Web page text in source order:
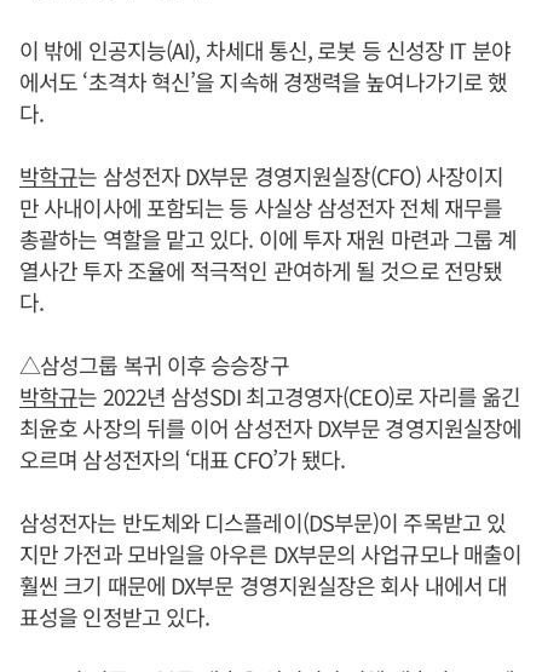
이 밖에 인공지능(AI), 차세대 통신, 로봇 등 신성장 IT 분야
에서도 ‘초격차 혁신’을 지속해 경쟁력을 높여나가기로 했
다.
박학규는 삼성전자 DX부문 경영지원실장(CFO) 사장이지
만 사내이사에 포함되는 등 사실상 삼성전자 전체 재무를
총괄하는 역할을 맡고 있다. 이에 투자 재원 마련과 그룹 계
열사간 투자 조율에 적극적인 관여하게 될 것으로 전망됐
다.
△삼성그룹 복귀 이후 승승장구
박학규는 2022년 삼성SDI 최고경영자(CEO)로 자리를 옮긴
최윤호 사장의 뒤를 이어 삼성전자 DX부문 경영지원실장에
오르며 삼성전자의 ‘대표 CFO’가 됐다.
삼성전자는 반도체와 디스플레이(DS부문)이 주목받고 있
지만 가전과 모바일을 아우른 DX부문의 사업규모나 매출이
훨씬 크기 때문에 DX부문 경영지원실장은 회사 내에서 대
표성을 인정받고 있다.